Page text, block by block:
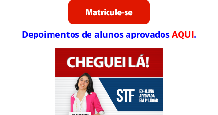
Depoimentos de alunos aprovadosAQUI.